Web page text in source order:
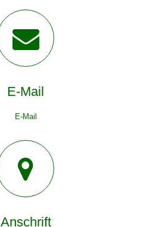
E-Mail
E-Mail
Anschrift